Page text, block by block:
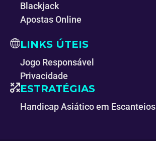
Blackjack
Apostas Online
LINKS ÚTEIS
Jogo Responsável
Privacidade
ESTRATÉGIAS
Handicap Asiático em Escanteios